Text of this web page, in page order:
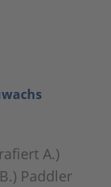
A.)
Paddler